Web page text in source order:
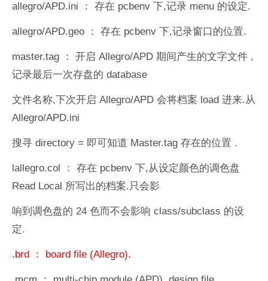
allegro/APD.ini ： 存在 pcbenv 下,记录 menu 的设定.
allegro/APD.geo ： 存在 pcbenv 下,记录窗口的位置.
master.tag ： 开启 Allegro/APD 期间产生的文字文件 ,
记录最后一次存盘的 database
文件名称,下次开启 Allegro/APD 会将档案 load 进来.从
Allegro/APD.ini
搜寻 directory = 即可知道 Master.tag 存在的位置 .
lallegro.col ： 存在 pcbenv 下,从设定颜色的调色盘
Read Local 所写出的档案.只会影
响到调色盘的 24 色而不会影响 class/subclass 的设
定.
.brd ： board file (Allegro).